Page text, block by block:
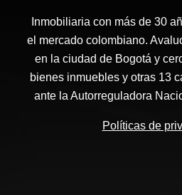
Inmobiliaria con más de 30
el mercado colombiano.
en la ciudad de Bogotá y
bienes inmuebles y otras 13
ante la Autorreguladora
Políticas de